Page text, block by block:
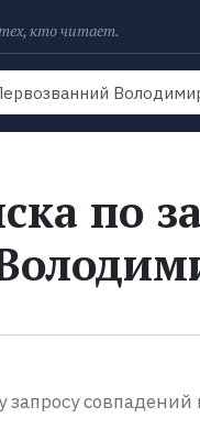
кто читает.
Рейтинги
по
совпадений